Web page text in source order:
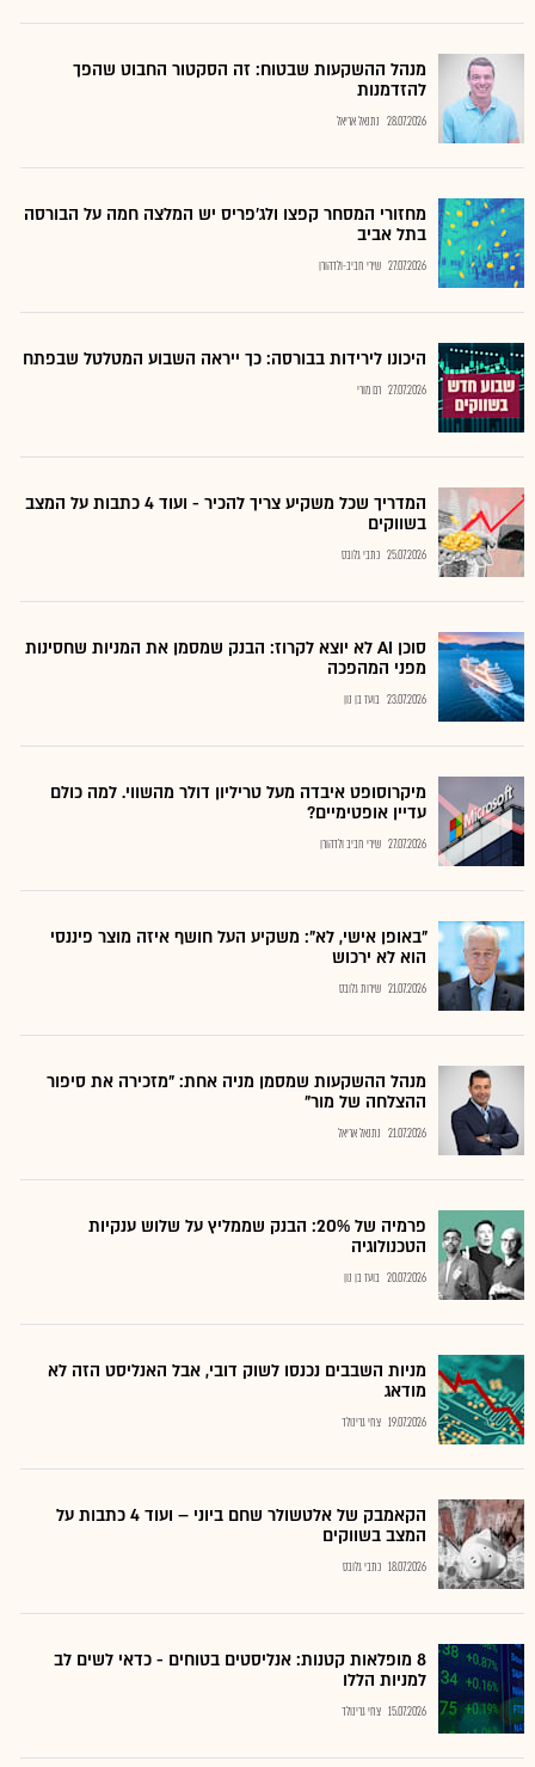
מנהל ההשקעות שבטוח: זה הסקטור החבוט שהפך
להזדמנות
28.07.2026 נתנאל אריאל
מחזורי המסחר קפצו ולג'פריס יש המלצה חמה על הבורסה
בתל אביב
27.07.2026 שירי חביב-ולדהורן
היכונו לירידות בבורסה: כך ייראה השבוע המטלטל שבפתח
27.07.2026 רם מורי
המדריך שכל משקיע צריך להכיר - ועוד 4 כתבות על המצב
בשווקים
25.07.2026 כתבי גלובס
סוכן AI לא יוצא לקרוז: הבנק שמסמן את המניות שחסינות
מפני המהפכה
23.07.2026 בועז בן נון
מיקרוסופט איבדה מעל טריליון דולר מהשווי. למה כולם
עדיין אופטימיים?
27.07.2026 שירי חביב ולדהורן
"באופן אישי, לא": משקיע העל חושף איזה מוצר פיננסי
הוא לא ירכוש
21.07.2026 שירות גלובס
מנהל ההשקעות שמסמן מניה אחת: "מזכירה את סיפור
ההצלחה של מור"
21.07.2026 נתנאל אריאל
פרמיה של 20%: הבנק שממליץ על שלוש ענקיות
הטכנולוגיה
20.07.2026 בועז בן נון
מניות השבבים נכנסו לשוק דובי, אבל האנליסט הזה לא
מודאג
19.07.2026 צחי גרינולד
הקאמבק של אלטשולר שחם ביוני – ועוד 4 כתבות על
המצב בשווקים
18.07.2026 כתבי גלובס
8 מופלאות קטנות: אנליסטים בטוחים - כדאי לשים לב
למניות הללו
15.07.2026 צחי גרינולד